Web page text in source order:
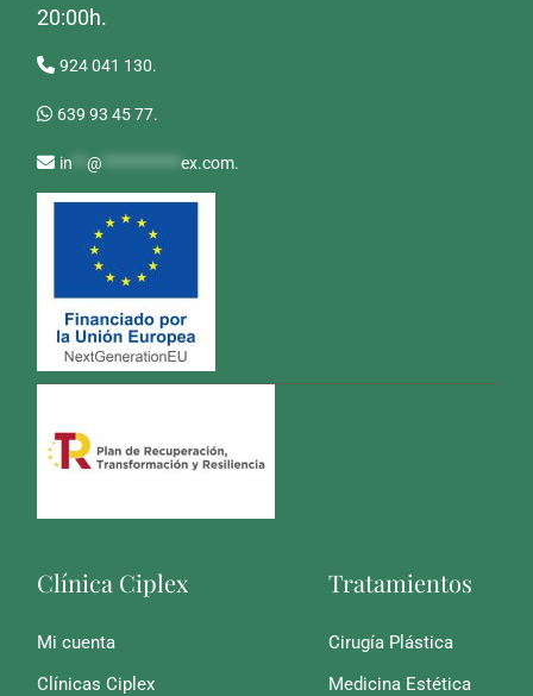
20:00h.
924 041 130.
639 93 45 77.
in **@ ***********ex.com.
Clínica Ciplex
Mi cuenta
Clínicas Ciplex
Tratamientos
Cirugía Plástica
Medicina Estética